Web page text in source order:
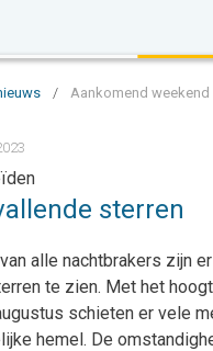
/ Aankomend weekend
sterren
alle nachtbrakers zijn
te zien. Met het
schieten er vele
hemel. De